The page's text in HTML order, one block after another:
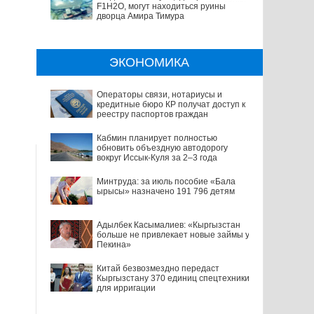
F1H2O, могут находиться руины
дворца Амира Тимура
ЭКОНОМИКА
Операторы связи, нотариусы и
кредитные бюро КР получат доступ к
реестру паспортов граждан
Кабмин планирует полностью
обновить объездную автодорогу
вокруг Иссык-Куля за 2–3 года
Минтруда: за июль пособие «Бала
ырысы» назначено 191 796 детям
Адылбек Касымалиев: «Кыргызстан
больше не привлекает новые займы у
Пекина»
Китай безвозмездно передаст
Кыргызстану 370 единиц спецтехники
для ирригации